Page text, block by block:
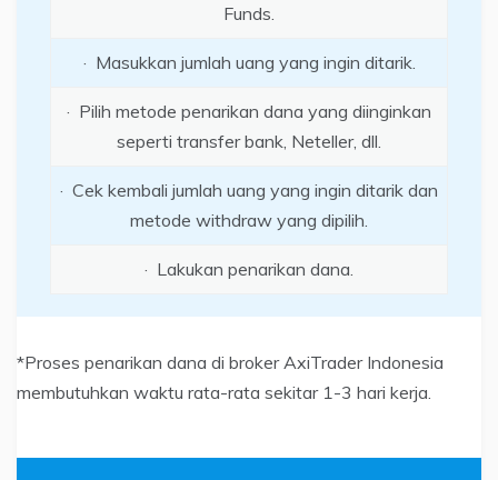
Funds.
· Masukkan jumlah uang yang ingin ditarik.
· Pilih metode penarikan dana yang diinginkan
seperti transfer bank, Neteller, dll.
· Cek kembali jumlah uang yang ingin ditarik dan
metode withdraw yang dipilih.
· Lakukan penarikan dana.
*Proses penarikan dana di broker AxiTrader Indonesia
membutuhkan waktu rata-rata sekitar 1-3 hari kerja.